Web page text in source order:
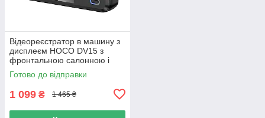
Відеореєстратор в машину з
дисплеєм HOCO DV15 з
фронтальною салонною і
задньою камерами Чорний
Готово до відправки
1 099 ₴ 1 465 ₴